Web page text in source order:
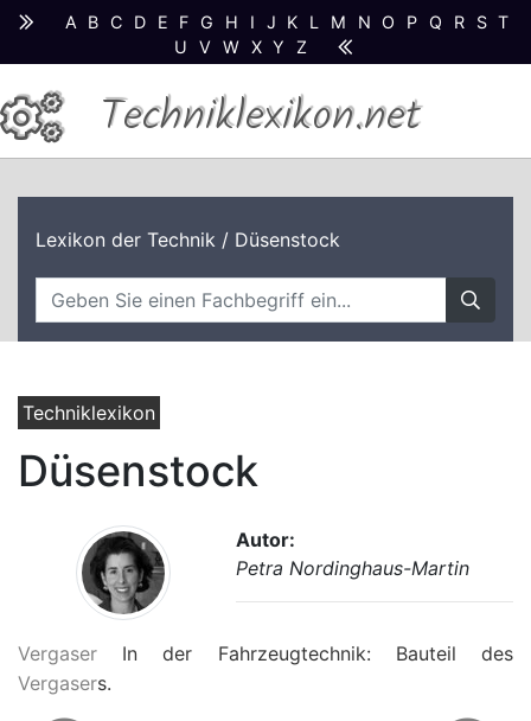
A B C D E F G H I J K L M N O P Q R S T
U
V W X Y Z
Techniklexikon.net
Lexikon der Technik / Düsenstock
Techniklexikon
Düsenstock
Autor:
Petra Nordinghaus-Martin
Vergaser In der Fahrzeugtechnik: Bauteil des
Vergasers.